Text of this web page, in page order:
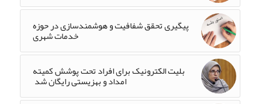
پیگیری تحقق شفافیت و هوشمندسازی در حوزه
خدمات شهری
بلیت الکترونیک برای افراد تحت پوشش کمیته
امداد و بهزیستی رایگان شد